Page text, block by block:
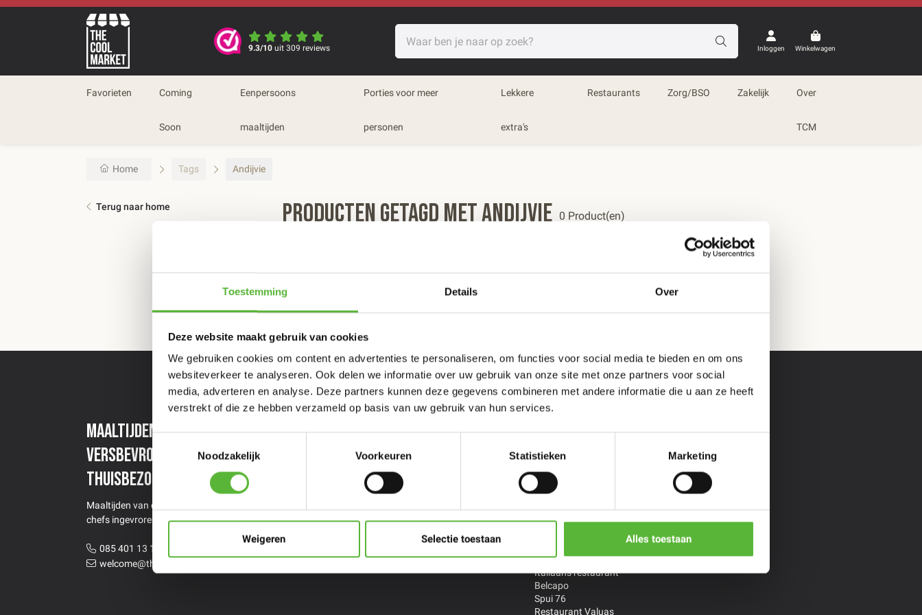
Toestemming Details Over
Deze website maakt gebruik van cookies
We gebruiken cookies om content en advertenties te personaliseren, om functies voor social media te bieden en om ons
websiteverkeer te analyseren. Ook delen we informatie over uw gebruik van onze site met onze partners voor social
media, adverteren en analyse. Deze partners kunnen deze gegevens combineren met andere informatie die u aan ze heeft
verstrekt of die ze hebben verzameld op basis van uw gebruik van hun services.
Noodzakelijk
Voorkeuren Statistieken Marketing
Weigeren Selectie toestaan Alles toestaan
9.3/10 uit 309 reviews Inloggen Winkelwagen
Favorieten Coming
Soon
Eenpersoons
maaltijden
Porties voor meer
personen
Lekkere
extra's
Restaurants Zorg/BSO Zakelijk Over
TCM
Home Tags Andijvie
Terug naar home Producten getagd met Andijvie 0 Product(en)
Maaltijden van topchefs
versbevroren
thuisbezorgd
Maaltijden van de beste restaurants &
chefs ingevroren thuisbezorgd
085 401 13 12
welcome@thecoolmarket.nl
Eenpersoons
Porties voor
meer personen
Restaurants &
Chefs
De Treeswijkhoeve **
Restaurant Smink *
Versaen *
Streetfood By Han
Indonesisch Toko Bopp
Thais restaurant BaiYok
The Cool Market
Italiaans restaurant
Belcapo
Spui 76
Restaurant Valuas
Informatie
Veelgestelde vragen
Over ons
Cadeaubon geven
Algemene voorwaarden
Privacy policy